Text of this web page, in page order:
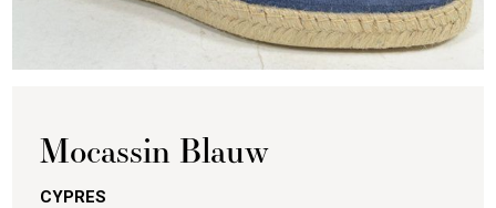
Mocassin Blauw
CYPRES